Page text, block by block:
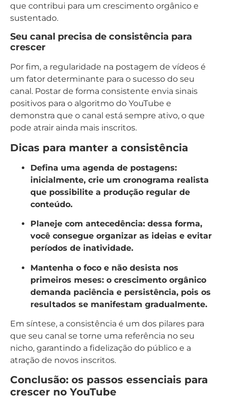
que contribui para um crescimento orgânico e
sustentado.
Seu canal precisa de consistência para
crescer
Por fim, a regularidade na postagem de vídeos é
um fator determinante para o sucesso do seu
canal. Postar de forma consistente envia sinais
positivos para o algoritmo do YouTube e
demonstra que o canal está sempre ativo, o que
pode atrair ainda mais inscritos.
Dicas para manter a consistência
Defina uma agenda de postagens:
inicialmente, crie um cronograma realista
que possibilite a produção regular de
conteúdo.
Planeje com antecedência: dessa forma,
você consegue organizar as ideias e evitar
períodos de inatividade.
Mantenha o foco e não desista nos
primeiros meses: o crescimento orgânico
demanda paciência e persistência, pois os
resultados se manifestam gradualmente.
Em síntese, a consistência é um dos pilares para
que seu canal se torne uma referência no seu
nicho, garantindo a fidelização do público e a
atração de novos inscritos.
Conclusão: os passos essenciais para
crescer no YouTube